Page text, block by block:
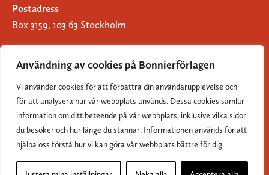
Användning av cookies på Bonnierförlagen
Vi använder cookies för att förbättra din användarupplevelse och
för att analysera hur vår webbplats används. Dessa cookies samlar
information om ditt beteende på vår webbplats, inklusive vilka sidor
du besöker och hur länge du stannar. Informationen används för att
hjälpa oss förstå hur vi kan göra vår webbplats bättre för dig.
Postadress
Box 3159, 103 63 Stockholm
Om Bonnierförlagen
Cookies
Integritetspolicy